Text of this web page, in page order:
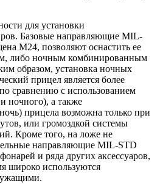
для установки
Базовые направляющие MIL-
М24, позволяют оснастить ее
либо ночным комбинированным
образом, установка ночных
прицел является более
сравнению с использованием
ночного), а также
прицела возможна только при
или громоздкой системы
Кроме того, на ложе не
направляющие MIL-STD
и ряда других аксессуаров,
широко используются